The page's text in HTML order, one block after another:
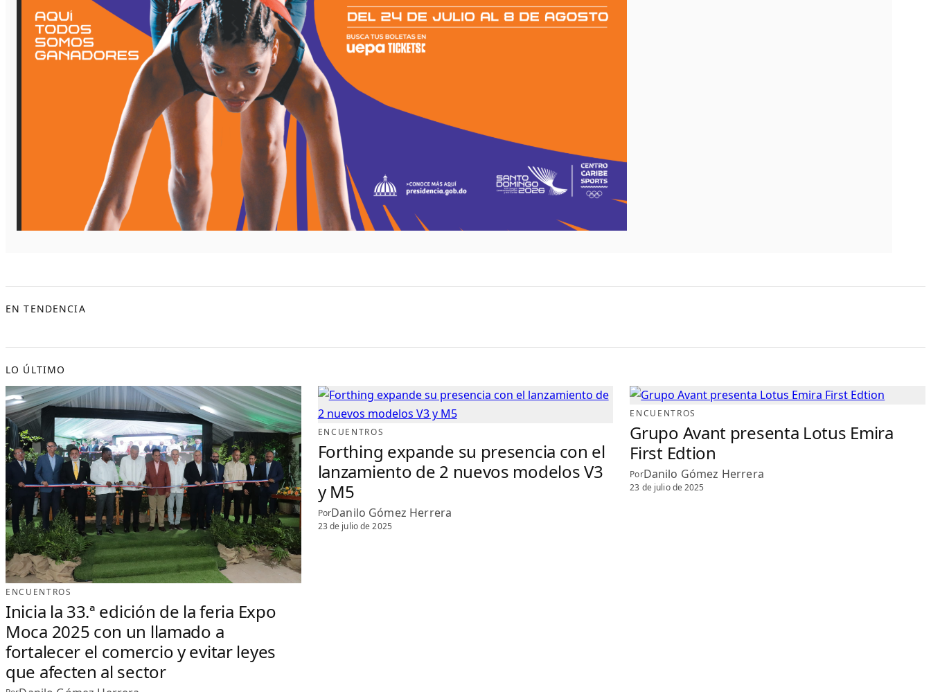
EN TENDENCIA
LO ÚLTIMO
ENCUENTROS
Inicia la 33.ª edición de la feria Expo
Moca 2025 con un llamado a
fortalecer el comercio y evitar leyes
que afecten al sector
ENCUENTROS
Forthing expande su presencia con el
lanzamiento de 2 nuevos modelos V3
y M5
PorDanilo Gómez Herrera
23 de julio de 2025
ENCUENTROS
Grupo Avant presenta Lotus Emira
First Edtion
PorDanilo Gómez Herrera
23 de julio de 2025